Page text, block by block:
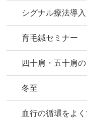
シグナル療法導入
育毛鍼セミナー
四十肩・五十肩
冬至
血行の循環をよ